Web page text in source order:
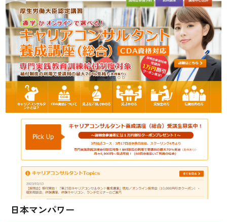
CMCA（日本キャリア・マネージメン
ト・カウンセラー協会）
公開日:2023/03/09 最終更新日:2023/08/03
日本マンパワー